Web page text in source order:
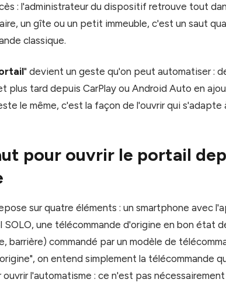
: l'administrateur du dispositif retrouve tout
un gîte ou un petit immeuble, c'est un saut
classique.
" devient un geste qu'on peut automatiser :
plus tard depuis CarPlay ou Android Auto en
le même, c'est la façon de l'ouvrir qui s'adapte
pour ouvrir le portail
sur quatre éléments : un smartphone avec
une télécommande d'origine en bon état
barrière) commandé par un modèle de
on entend simplement la télécommande
l'automatisme : ce n'est pas